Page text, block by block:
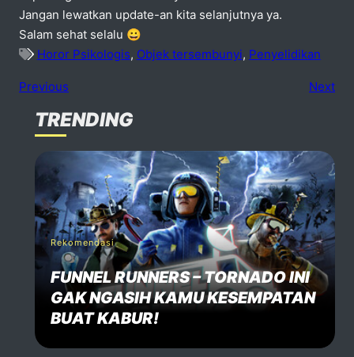
Jangan lewatkan update-an kita selanjutnya ya.
Salam sehat selalu 😀
Horor Psikologis, Objek tersembunyi, Penyelidikan
Previous Next
No comments
Speak Your Mind
Your email address will not be published. Required fiels
Name *
Email *
TRENDING
Rekomendasi
FUNNEL RUNNERS – TORNADO INI
GAK NGASIH KAMU KESEMPATAN
BUAT KABUR!